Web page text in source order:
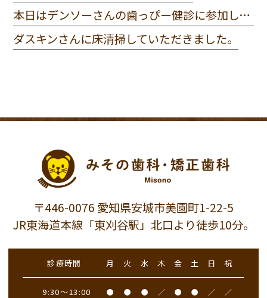
本日はデンソーさんの歯っぴー健診に参加してきました。
ダスキンさんに床清掃していただきました。
〒446-0076 愛知県安城市美園町1-22-5
JR東海道本線「東刈谷駅」北口より徒歩10分。
診療時間 月 火 水 木 金 土 日 祝
9:30～13:00 ● ● ● ／ ● ● ／ ／